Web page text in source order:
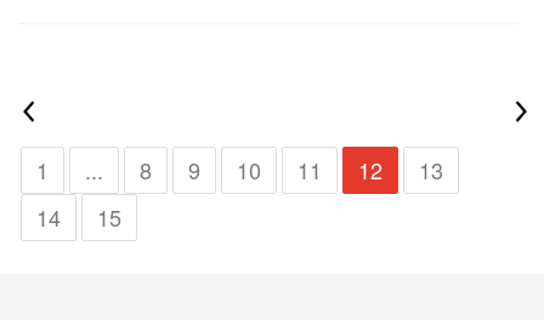
1 ... 8 9 10 11 12
13
14
15